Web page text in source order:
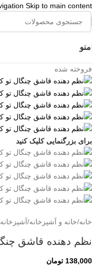
Skip to main content
منو
فروخته شده
برای بزرگنمایی کلیک کنید
خانه/خانه و آشپزخانه/آشپزخانه
نظم دهنده قاشق
138,000 تومان